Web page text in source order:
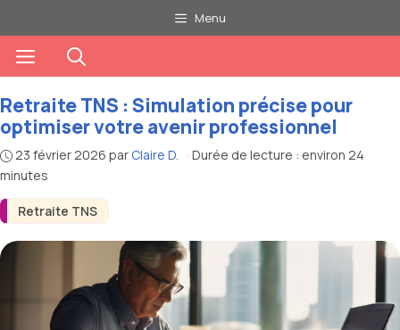
au
contenu
Menu
Menu
Retraite TNS
Retraite TNS : Simulation précise pour
optimiser votre avenir professionnel
23 février 2026 par Claire D. · Durée de lecture : environ 24
minutes